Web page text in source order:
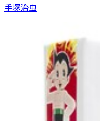
手塚治虫